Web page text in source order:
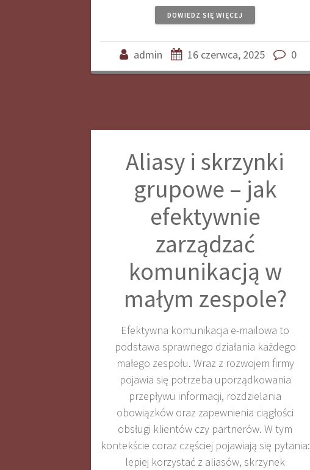
DOWIEDZ SIĘ WIĘCEJ
admin 16 czerwca, 2025 0
Aliasy i skrzynki
grupowe – jak
efektywnie
zarządzać
komunikacją w
małym zespole?
Efektywna komunikacja e-mailowa to
podstawa sprawnego działania każdego
małego zespołu. Wraz z rozwojem firmy
pojawia się potrzeba uporządkowania
przepływu informacji, rozdzielania
obowiązków oraz zapewnienia ciągłości
obsługi klientów czy partnerów. W tym
kontekście coraz częściej pojawiają się pytania:
lepiej korzystać z aliasów, skrzynek